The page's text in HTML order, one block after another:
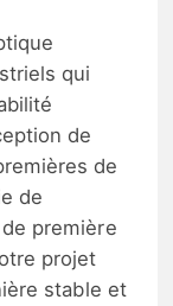
qui
de
de
de
première
projet
stable et